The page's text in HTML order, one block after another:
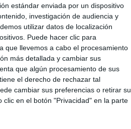
estándar enviada por un dispositivo
investigación de audiencia y
utilizar datos de localización
Puede hacer clic para
que llevemos a cabo el procesamiento
más detallada y cambiar sus
que algún procesamiento de sus
el derecho de rechazar tal
cambiar sus preferencias o retirar su
en el botón "Privacidad" en la parte
que a una
la
riesgo.